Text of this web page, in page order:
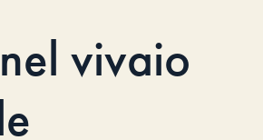
vivaio